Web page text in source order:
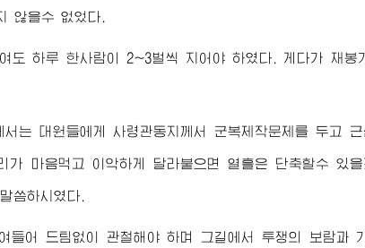
않을수 없었다.
도 하루 한사람이 2~3벌씩 지어야 하였다. 게다가 재봉
서는 대원들에게 사령관동지 께서 군복제작문제를 두고
마음먹고 이악하게 달라붙으면 열흘은 단축할수 있을
씀하시였다.
들어 드팀없이 관철해야 하며 그길에서 투쟁의 보람과